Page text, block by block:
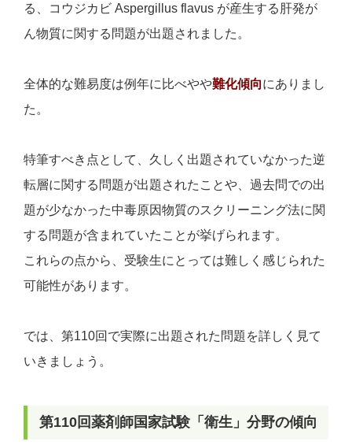
る、コウジカビ Aspergillus flavus が産生する肝発が
ん物質に関する問題が出題されました。
全体的な難易度は例年に比べやや難化傾向にありまし
た。
特筆すべき点として、久しく出題されていなかった逆
転層に関する問題が出題されたことや、過去問での出
題が少なかった中毒原因物質のスクリーニング法に関
する問題が含まれていたことが挙げられます。
これらの点から、受験生にとっては難しく感じられた
可能性があります。
では、第110回で実際に出題された問題を詳しく見て
いきましょう。
第110回薬剤師国家試験「衛生」分野の傾向